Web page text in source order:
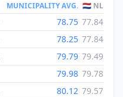
MUNICIPALITY AVG. 🇳🇱 NL
78.75 77.84
78.25 77.84
79.79 79.49
79.98 79.78
80.12 79.57